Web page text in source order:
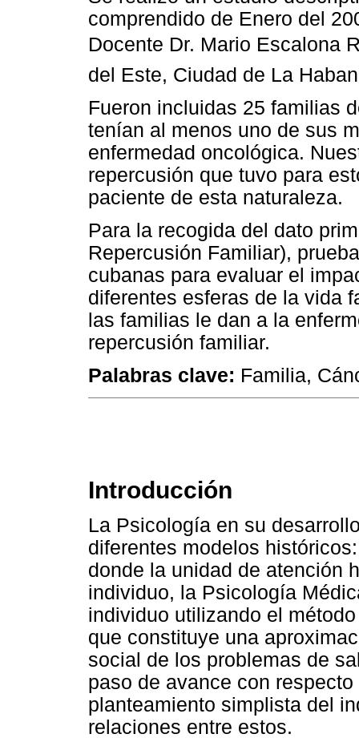
comprendido de Enero del
Docente Dr. Mario Escalona
del Este, Ciudad de La
Fueron incluidas 25 familias
tenían al menos uno de sus
enfermedad oncológica.
repercusión que tuvo para
paciente de esta naturaleza.
Para la recogida del dato
Repercusión Familiar),
cubanas para evaluar el
diferentes esferas de la vida
las familias le dan a la
repercusión familiar.
Palabras clave: Familia,
Introducción
La Psicología en su
diferentes modelos
donde la unidad de atención
individuo, la Psicología
individuo utilizando el
que constituye una
social de los problemas de
paso de avance con
planteamiento simplista del
relaciones entre estos.